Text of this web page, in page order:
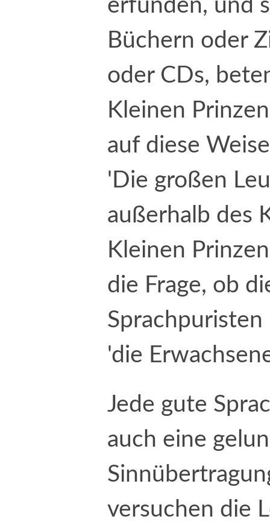
erfunden, und
Büchern oder
oder CDs,
Kleinen
auf diese
'Die großen
außerhalb des
Kleinen
die Frage, ob
'die
Jede gute
auch eine
versuchen die